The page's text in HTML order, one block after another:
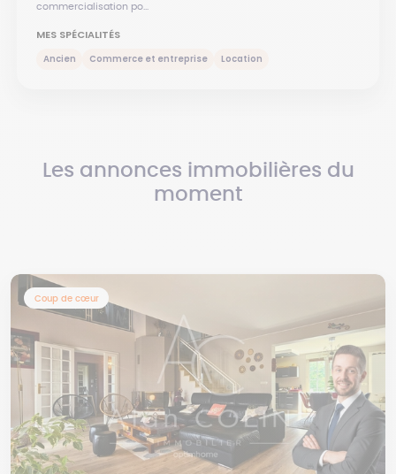
commercialisation po...
MES SPÉCIALITÉS
Ancien Commerce et entreprise Location
Les annonces immobilières du
moment
Coup de cœur